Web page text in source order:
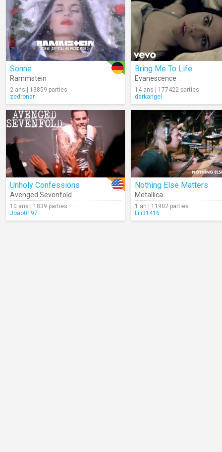
Sonne
Rammstein
2 ans | 13859 parties
zedronar
Bring Me To Life
Evanescence
14 ans | 177422 parties
darkangel
Unholy Confessions
Avenged Sevenfold
10 ans | 1839 parties
Joao0197
Nothing Else Matters
Metallica
1 an | 11902 parties
Lili31416